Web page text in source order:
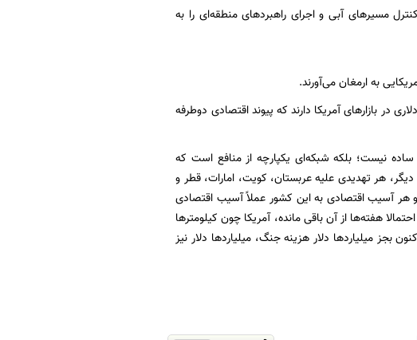
مسیرهای آبی و اجرای راهبردهای منطقه‌ای را به
به ارمغان می‌آورند.
در بازارهای آمریکا دارند که پیوند اقتصادی دوطرفه
نیست؛ بلکه شبکه‌ای یکپارچه از منافع است که
هر تهدیدی علیه عربستان، کویت، امارات، قطر و
هر آسیب اقتصادی به این کشور عملاً آسیب اقتصادی
هفته‌ها از آن باقی مانده، آمریکا چون کیلومترها
بجز میلیاردها دلار هزینه جنگ، میلیاردها دلار نیز